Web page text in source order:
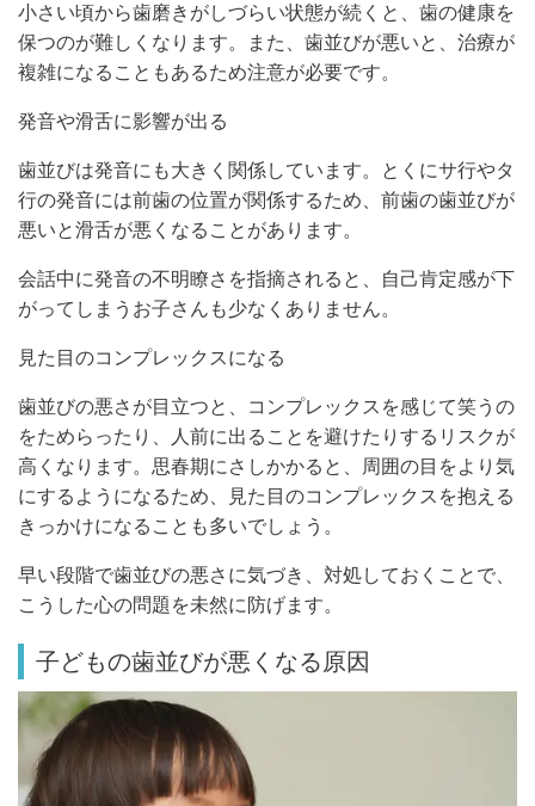
小さい頃から歯磨きがしづらい状態が続くと、歯の健康を
保つのが難しくなります。また、歯並びが悪いと、治療が
複雑になることもあるため注意が必要です。
発音や滑舌に影響が出る
歯並びは発音にも大きく関係しています。とくにサ行やタ
行の発音には前歯の位置が関係するため、前歯の歯並びが
悪いと滑舌が悪くなることがあります。
会話中に発音の不明瞭さを指摘されると、自己肯定感が下
がってしまうお子さんも少なくありません。
見た目のコンプレックスになる
歯並びの悪さが目立つと、コンプレックスを感じて笑うの
をためらったり、人前に出ることを避けたりするリスクが
高くなります。思春期にさしかかると、周囲の目をより気
にするようになるため、見た目のコンプレックスを抱える
きっかけになることも多いでしょう。
早い段階で歯並びの悪さに気づき、対処しておくことで、
こうした心の問題を未然に防げます。
子どもの歯並びが悪くなる原因